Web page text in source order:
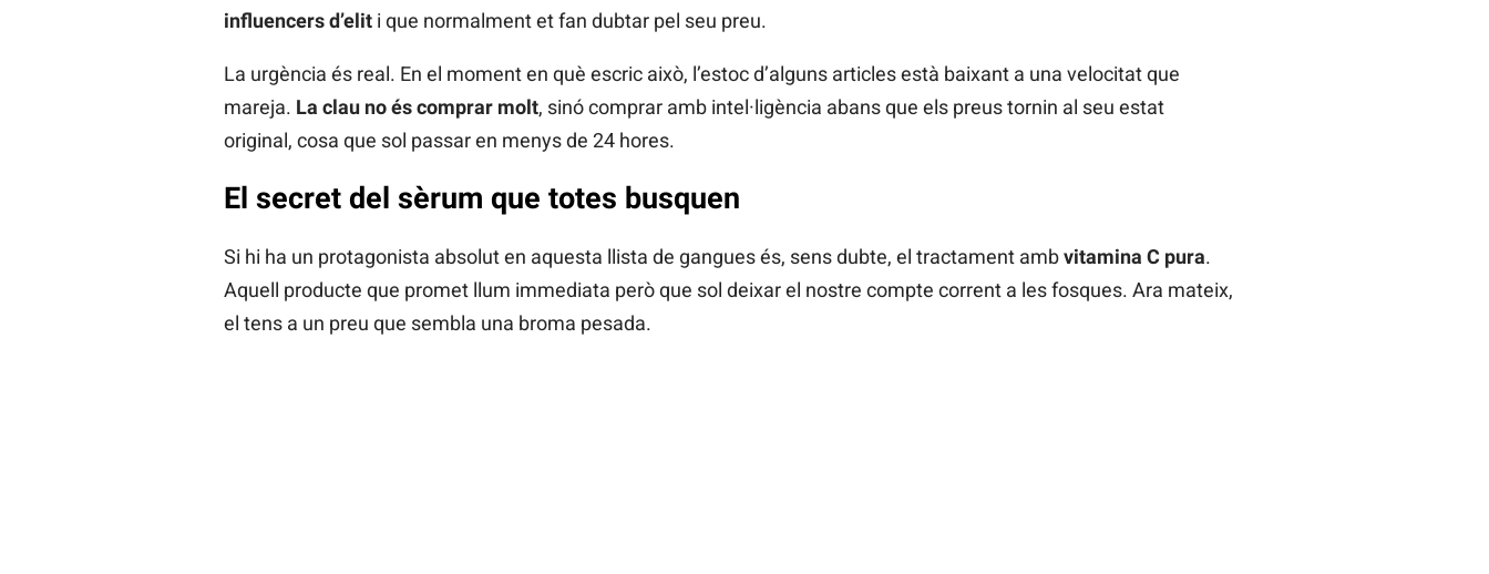
influencers d’eliti que normalment et fan dubtar pel seu preu.
La urgència és real. En el moment en què escric això, l’estoc d’alguns articles està baixant a una velocitat que
mareja. La clau no és comprar molt, sinó comprar amb intel·ligència abans que els preus tornin al seu estat
original, cosa que sol passar en menys de 24 hores.
El secret del sèrum que totes busquen
Si hi ha un protagonista absolut en aquesta llista de gangues és, sens dubte, el tractament ambvitamina C pura.
Aquell producte que promet llum immediata però que sol deixar el nostre compte corrent a les fosques. Ara mateix,
el tens a un preu que sembla una broma pesada.